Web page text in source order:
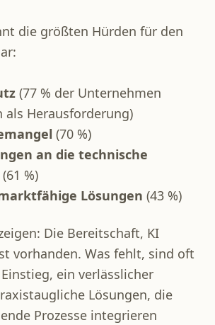
die größten Hürden für den
(77 % der Unternehmen
als Herausforderung)
(70 %)
an die technische
%)
Lösungen (43 %)
Die Bereitschaft, KI
vorhanden. Was fehlt, sind oft
ein verlässlicher
Lösungen, die
Prozesse integrieren